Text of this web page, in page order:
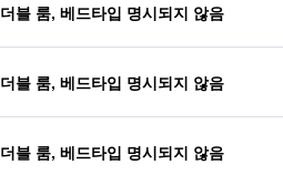
더블 룸, 베드타입 명시되지 않음
더블 룸, 베드타입 명시되지 않음
더블 룸, 베드타입 명시되지 않음